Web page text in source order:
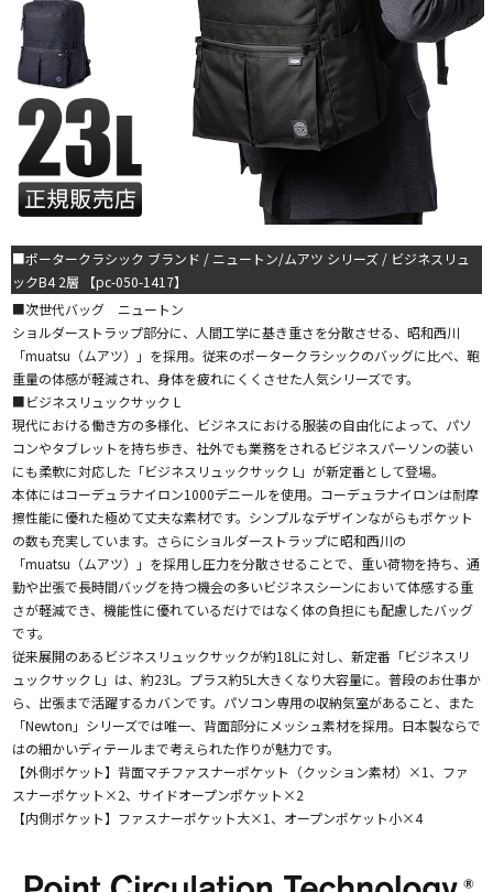
■ポータークラシック ブランド / ニュートン/ムアツ シリーズ / ビジネスリュ
ックB4 2層 【pc-050-1417】
■次世代バッグ ニュートン
ショルダーストラップ部分に、人間工学に基き重さを分散させる、昭和西川
「muatsu（ムアツ）」を採用。従来のポータークラシックのバッグに比べ、鞄
重量の体感が軽減され、身体を疲れにくくさせた人気シリーズです。
■ビジネスリュックサック L
現代における働き方の多様化、ビジネスにおける服装の自由化によって、パソ
コンやタブレットを持ち歩き、社外でも業務をされるビジネスパーソンの装い
にも柔軟に対応した「ビジネスリュックサック L」が新定番として登場。
本体にはコーデュラナイロン1000デニールを使用。コーデュラナイロンは耐摩
擦性能に優れた極めて丈夫な素材です。シンプルなデザインながらもポケット
の数も充実しています。さらにショルダーストラップに昭和西川の
「muatsu（ムアツ）」を採用し圧力を分散させることで、重い荷物を持ち、通
勤や出張で長時間バッグを持つ機会の多いビジネスシーンにおいて体感する重
さが軽減でき、機能性に優れているだけではなく体の負担にも配慮したバッグ
です。
従来展開のあるビジネスリュックサックが約18Lに対し、新定番「ビジネスリ
ュックサック L」は、約23L。プラス約5L大きくなり大容量に。普段のお仕事か
ら、出張まで活躍するカバンです。パソコン専用の収納気室があること、また
「Newton」シリーズでは唯一、背面部分にメッシュ素材を採用。日本製ならで
はの細かいディテールまで考えられた作りが魅力です。
【外側ポケット】背面マチファスナーポケット（クッション素材）×1、ファ
スナーポケット×2、サイドオープンポケット×2
【内側ポケット】ファスナーポケット大×1、オープンポケット小×4